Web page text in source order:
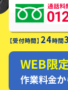
WEB限
作業料金